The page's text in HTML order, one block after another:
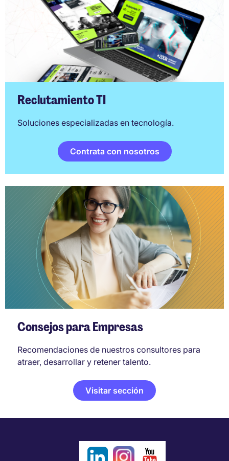
Reclutamiento TI
Soluciones especializadas en tecnología.
Contrata con nosotros
Consejos para Empresas
Recomendaciones de nuestros consultores para
atraer, desarrollar y retener talento.
Visitar sección